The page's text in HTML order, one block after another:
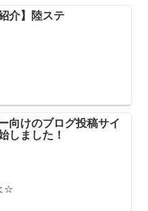
介】陸ステ
向けのブログ投稿サイ
しました！
☆